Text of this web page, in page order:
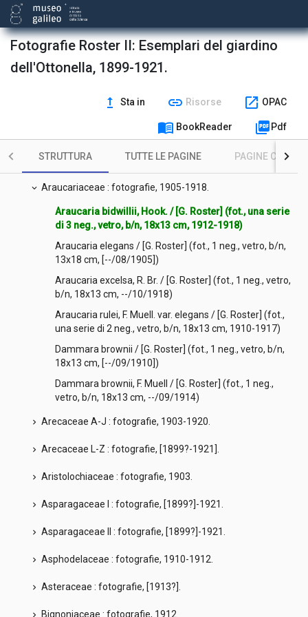
Fotografie Roster II: Esemplari del giardino
dell'Ottonella, 1899-1921.
upgrade Sta in link Risorse open_in_new OPAC
menu_book BookReader picture_as_pdf Pdf
STRUTTURA TUTTE LE PAGINE PAGINE CON
Amaryllidaceae : fotografie, 1911-1914.
chevron_right Araliaceae : fotografie, 1912.
expand_more Araucariaceae : fotografie, 1905-1918.
Araucaria bidwillii, Hook. / [G. Roster] (fot., una serie
di 3 neg., vetro, b/n, 18x13 cm, 1912-1918)
Araucaria elegans / [G. Roster] (fot., 1 neg., vetro, b/n,
13x18 cm, [--/08/1905])
Araucaria excelsa, R. Br. / [G. Roster] (fot., 1 neg., vetro,
b/n, 18x13 cm, --/10/1918)
Araucaria rulei, F. Muell. var. elegans / [G. Roster] (fot.,
una serie di 2 neg., vetro, b/n, 18x13 cm, 1910-1917)
Dammara brownii / [G. Roster] (fot., 1 neg., vetro, b/n,
18x13 cm, [--/09/1910])
Dammara brownii, F. Muell / [G. Roster] (fot., 1 neg.,
vetro, b/n, 18x13 cm, --/09/1914)
chevron_right Arecaceae A-J : fotografie, 1903-1920.
chevron_right Arecaceae L-Z : fotografie, [1899?-1921].
chevron_right Aristolochiaceae : fotografie, 1903.
chevron_right Asparagaceae I : fotografie, [1899?]-1921.
chevron_right Asparagaceae II : fotografie, [1899?]-1921.
chevron_right Asphodelaceae : fotografie, 1910-1912.
chevron_right Asteraceae : fotografie, [1913?].
Bignoniaceae : fotografie, 1912.